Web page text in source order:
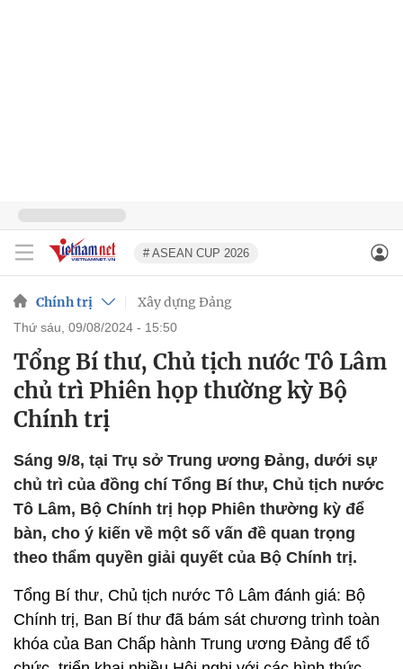
# ASEAN CUP 2026
Chính trị Xây dựng Đảng
thứ sáu, 09/08/2024 - 15:50
Tổng Bí thư, Chủ tịch nước Tô Lâm
chủ trì Phiên họp thường kỳ Bộ
Chính trị
Sáng 9/8, tại Trụ sở Trung ương Đảng, dưới sự
chủ trì của đồng chí Tổng Bí thư, Chủ tịch nước
Tô Lâm, Bộ Chính trị họp Phiên thường kỳ để
bàn, cho ý kiến về một số vấn đề quan trọng
theo thẩm quyền giải quyết của Bộ Chính trị.
Tổng Bí thư, Chủ tịch nước Tô Lâm đánh giá: Bộ
Chính trị, Ban Bí thư đã bám sát chương trình toàn
khóa của Ban Chấp hành Trung ương Đảng để tổ